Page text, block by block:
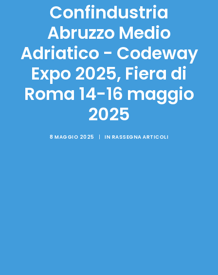
Confindustria
Abruzzo Medio
Adriatico - Codeway
Expo 2025, Fiera di
Roma 14-16 maggio
2025
8 MAGGIO 2025 | IN RASSEGNA ARTICOLI